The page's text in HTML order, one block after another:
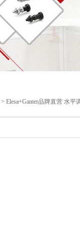
> Elesa+Ganter品牌直营 水